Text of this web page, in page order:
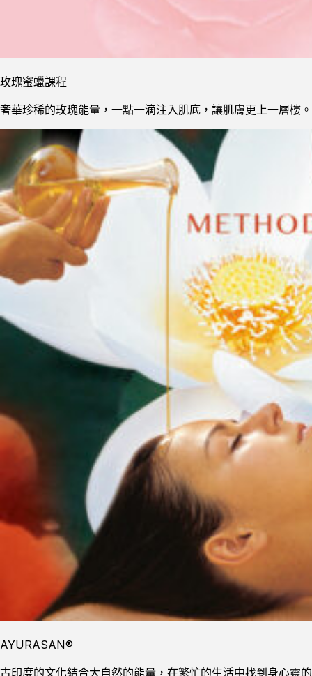
玫瑰蜜蠟課程
奢華珍稀的玫瑰能量，一點一滴注入肌底，讓肌膚更上一層樓。
AYURASAN®
古印度的文化結合大自然的能量，在繁忙的生活中找到身心靈的